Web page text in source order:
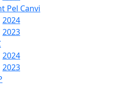
Pel Canvi
2024
2023
2024
2023